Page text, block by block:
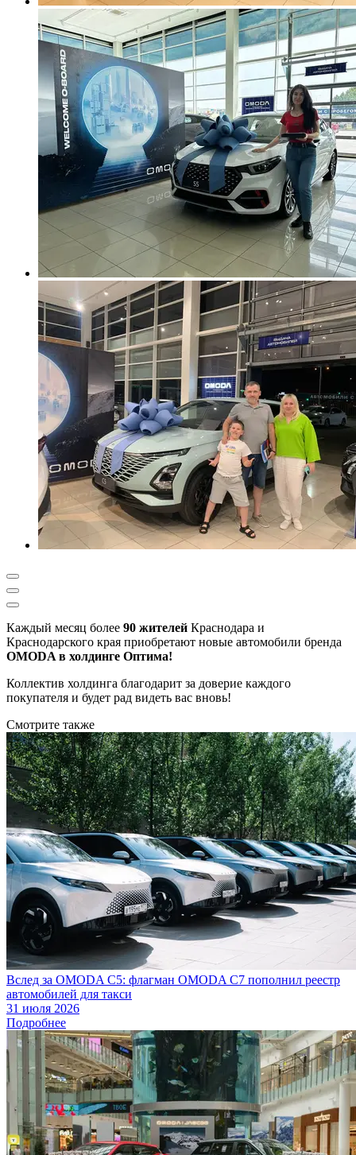
Каждый месяц более 90 жителей Краснодара и
Краснодарского края приобретают новые автомобили бренда
OMODA в холдинге Оптима!
Коллектив холдинга благодарит за доверие каждого
покупателя и будет рад видеть вас вновь!
Смотрите также
Вслед за OMODA C5: флагман OMODA C7 пополнил реестр
автомобилей для такси
31 июля 2026
Подробнее